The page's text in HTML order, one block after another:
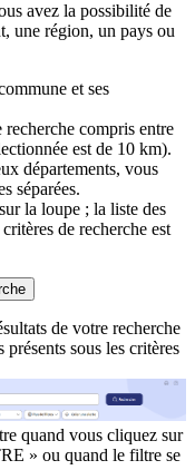
avez la possibilité de
une région, un pays ou
et ses
compris entre
est de 10 km).
départements, vous
séparées.
la loupe ; la liste des
de recherche est
de votre recherche
sous les critères
quand vous cliquez sur
» ou quand le filtre se